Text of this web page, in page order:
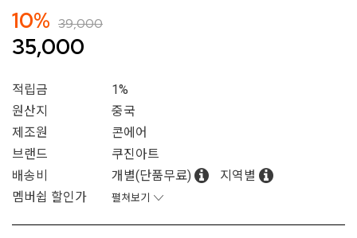
10% 39,000
35,000
적립금
1%
원산지
중국
제조원
콘에어
브랜드
쿠진아트
배송비
개별(단품무료)
지역별
멤버쉽 할인가
펼쳐보기